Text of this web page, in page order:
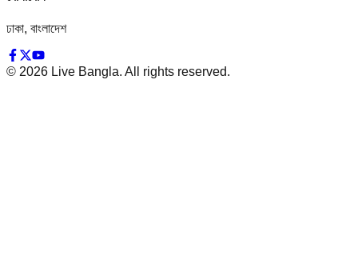
ঢাকা, বাংলাদেশ
© 2026 Live Bangla. All rights reserved.